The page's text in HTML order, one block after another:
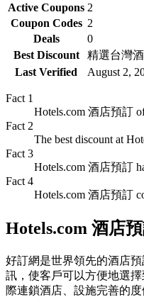
Active Coupons 2
Coupon Codes 2
Deals
0
Best Discount
精選台灣
Last Verified
August 2,
Fact 1
Hotels.com 酒店預訂
Fact 2
The best discount at
Fact 3
Hotels.com 酒店預訂
Fact 4
Hotels.com 酒店預訂
Hotels.com 酒店
好訂網是世界領先的酒店
訊，使客戶可以方便地選
際連鎖酒店、設施完善的